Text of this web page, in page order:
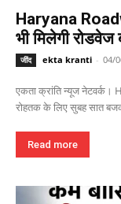
Haryana
भी मिलेगी
जींद ekta kranti - 04/
एकता क्रांति न्यूज नेटवर्क।
रोहतक के लिए सुबह सात
Read more